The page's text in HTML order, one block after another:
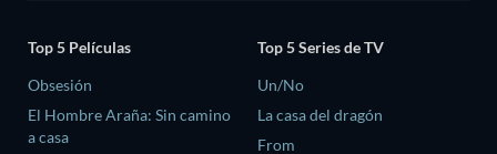
Top 5 Películas
Obsesión
El Hombre Araña: Sin camino
a casa
Top 5 Series de TV
Un/No
La casa del dragón
From